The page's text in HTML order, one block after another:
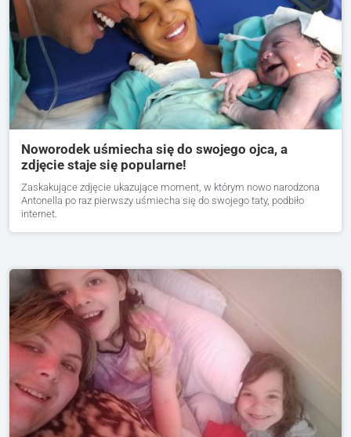
Noworodek uśmiecha się do swojego ojca, a
zdjęcie staje się popularne!
Zaskakujące zdjęcie ukazujące moment, w którym nowo narodzona
Antonella po raz pierwszy uśmiecha się do swojego taty, podbiło
internet.